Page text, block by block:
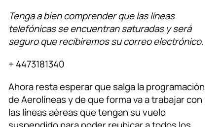
Tenga a bien comprender que las líneas
telefónicas se encuentran saturadas y será
seguro que recibiremos su correo electrónico.
+ 4473181340
Ahora resta esperar que salga la programación
de Aerolíneas y de que forma va a trabajar con
las líneas aéreas que tengan su vuelo